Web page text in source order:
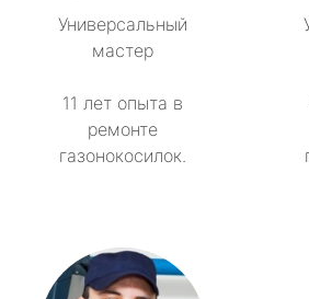
Универсальный
мастер
11 лет опыта в
ремонте
газонокосилок.